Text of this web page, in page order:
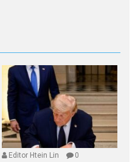
Editor Htein Lin 0